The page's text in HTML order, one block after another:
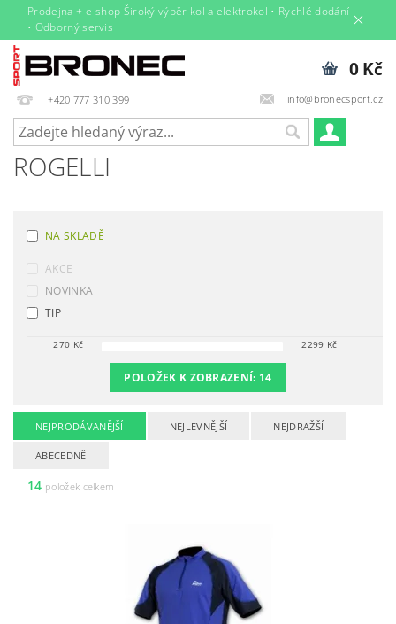
Prodejna + e‑shop Široký výběr kol a elektrokol • Rychlé dodání
• Odborný servis
+420 777 310 399 info@bronecsport.cz
0 Kč
ROGELLI
NA SKLADĚ
AKCE
NOVINKA
TIP
270 Kč 2299 Kč
POLOŽEK K ZOBRAZENÍ: 14
NEJPRODÁVANĚJŠÍ NEJLEVNĚJŠÍ NEJDRAŽŠÍ
ABECEDNĚ
14 položek celkem